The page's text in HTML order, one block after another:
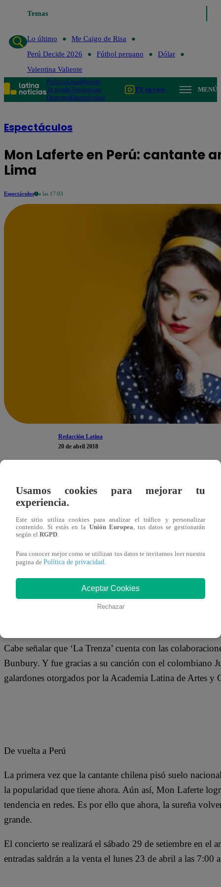
Temas
Lo último
Me Caigo de Risa
Perú Decide 2026
Fútbol peruano
Dólar
Valentina Valiente
PolíticaLimaMundo
Te ayudoTendencias
DeportesEspectáculos
TV en vivo MENÚ
Espectáculos
Mon Laferte en Perú: cantante
Lima
Espectáculos a las 17:03
Redacción Latina
20 de abril 2018
presentación en en el país el próximo 29 de setiembre
La presentación de la intérprete de temas como ‘Tu
será parte de la gira promocional de su última
Ganadora
En 2017 la artista chilena que radica en México se hizo
producción que en setiembre viene a presentar para sus
Cabe señalar que ‘La Trenza’ cuenta con las
Bunbury. Y fue gracias a su canción con el colombiano
galardones otorgados por la Academia Latina de Artes y
De vuelta a Perú
La primera vez que la cantante chilena pisó suelo
la popularidad que tiene ahora. Aún así, Mon Laferte
tendencia en redes. Es por ello que ahora, la sureña
grande.
El concierto se realizará el sábado 29 de setiembre en el
entradas saldrán a la venta el lunes 23 de abril a las 7:00
Usamos cookies para mejorar tu
experiencia.
Este sitio utiliza cookies para analizar el tráfico y personalizar
contenido. Si estás en la Unión Europea , tus datos se gestionarán
según el RGPD
Para conocer mejor como se utilizan tus datos te invitamos leer nuestra
pagina de Política de privacidad
Aceptar Cookies
Rechazar